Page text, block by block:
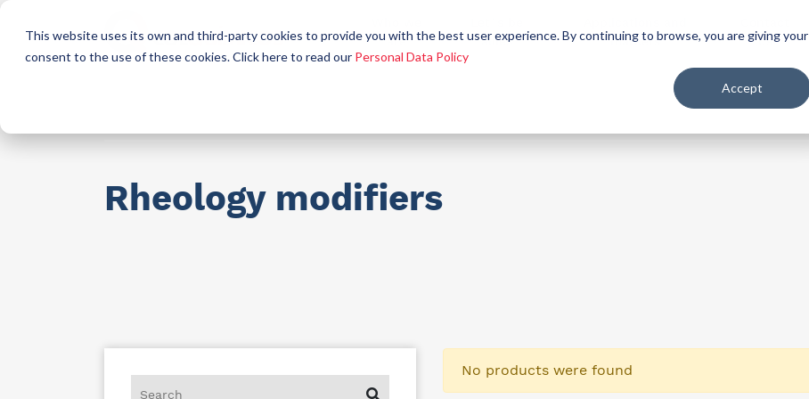
This website uses its own and third-party cookies to provide you with the best user experience. By continuing to browse, you are giving your
consent to the use of these cookies. Click here to read our Personal Data Policy
Accept
are
allies
markets
us
Rheology modifiers
No products were found